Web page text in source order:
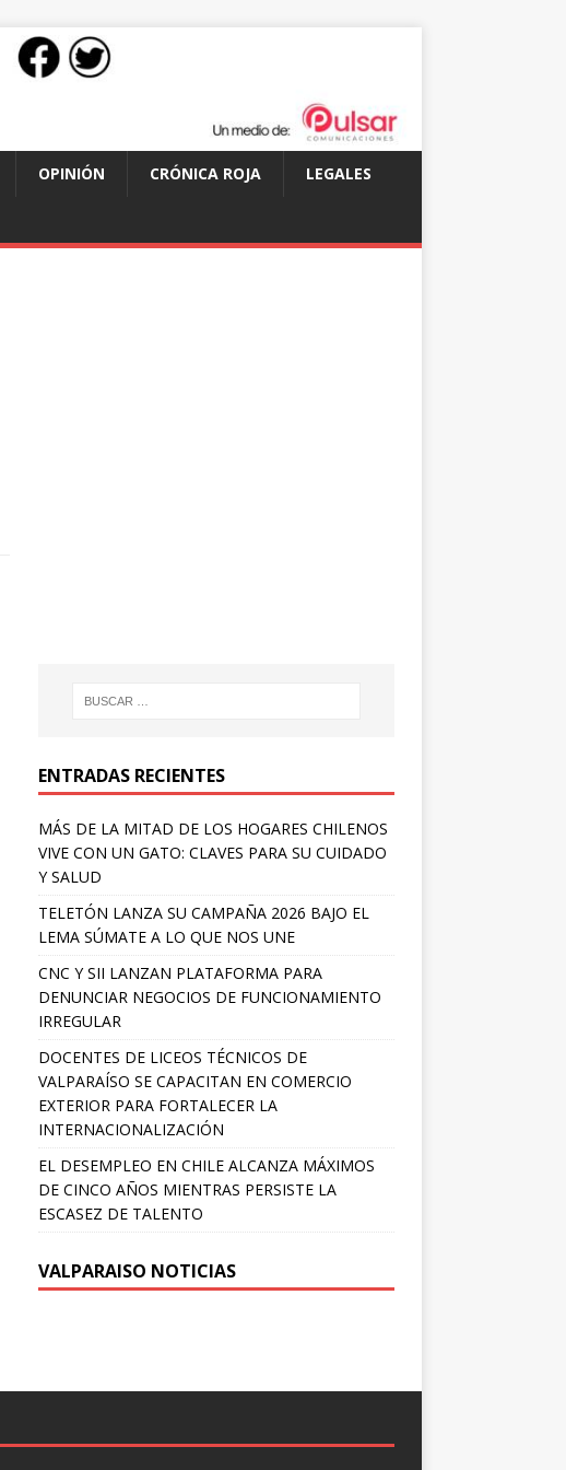
OPINIÓN CRÓNICA ROJA LEGALES
ENTRADAS RECIENTES
MÁS DE LA MITAD DE LOS HOGARES CHILENOS
VIVE CON UN GATO: CLAVES PARA SU CUIDADO
Y SALUD
TELETÓN LANZA SU CAMPAÑA 2026 BAJO EL
LEMA SÚMATE A LO QUE NOS UNE
CNC Y SII LANZAN PLATAFORMA PARA
DENUNCIAR NEGOCIOS DE FUNCIONAMIENTO
IRREGULAR
DOCENTES DE LICEOS TÉCNICOS DE
VALPARAÍSO SE CAPACITAN EN COMERCIO
EXTERIOR PARA FORTALECER LA
INTERNACIONALIZACIÓN
EL DESEMPLEO EN CHILE ALCANZA MÁXIMOS
DE CINCO AÑOS MIENTRAS PERSISTE LA
ESCASEZ DE TALENTO
VALPARAISO NOTICIAS